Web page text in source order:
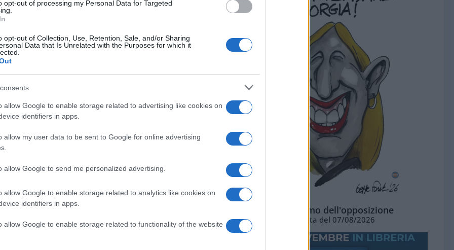
opt-out of processing my Personal Data for Targeted
opt-out of Collection, Use, Retention, Sale, and/or Sharing
Data that Is Unrelated with the Purposes for which it
allow Google to enable storage related to advertising like cookies on
identifiers in apps.
allow my user data to be sent to Google for online advertising
allow Google to send me personalized advertising.
allow Google to enable storage related to analytics like cookies on
identifiers in apps.
allow Google to enable storage related to functionality of the website
Koren’ zla) è un film del 2017, quando
nell’abbraccio tra russi post sovietici e
russo, ma – udite – prodotto e
col classico logo del Castello della
Vilkova che però fa la parte della
giovane protagonista è un mago
si infila in un toboga. Che però si rivela
medieval-fantastico dove la magia
di essere il figlio di un grande
dei buoni. Solo che lui è un
gli altri strampalati personaggi si imbatte
tradizione russa. Be’, narrare qui il resto
si tratta soprattutto di un film di grande
L'ottimismo dell'opposizione
Vignetta del 07/08/2026